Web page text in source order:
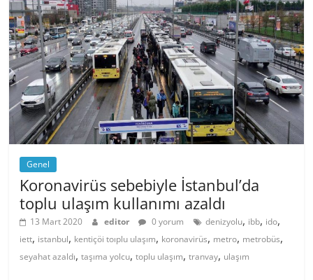
Genel
Koronavirüs sebebiyle İstanbul’da
toplu ulaşım kullanımı azaldı
13 Mart 2020 editor 0 yorum denizyolu, ibb, ido,
iett, istanbul, kentiçöi toıplu ulaşım, koronavirüs, metro, metrobüs,
seyahat azaldı,taşıma yolcu,toplu ulaşım,tranvay, ulaşım